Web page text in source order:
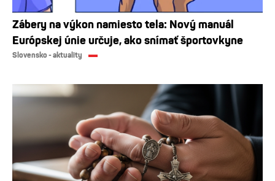
Zábery na výkon namiesto tela: Nový manuál
Európskej únie určuje, ako snímať športovkyne
Slovensko - aktuality